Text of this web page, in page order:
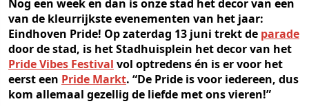
Nog een week en dan is onze stad het decor van een
van de kleurrijkste evenementen van het jaar:
Eindhoven Pride! Op zaterdag 13 juni trekt de parade
door de stad, is het Stadhuisplein het decor van het
Pride Vibes Festival vol optredens én is er voor het
eerst een Pride Markt. “De Pride is voor iedereen, dus
kom allemaal gezellig de liefde met ons vieren!”